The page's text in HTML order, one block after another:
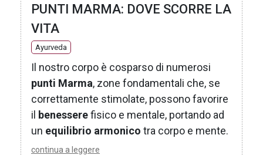
PUNTI MARMA: DOVE SCORRE LA
VITA
Ayurveda
Il nostro corpo è cosparso di numerosi
punti Marma, zone fondamentali che, se
correttamente stimolate, possono favorire
il benesserefisico e mentale, portando ad
un equilibrio armonico tra corpo e mente.
continua a leggere